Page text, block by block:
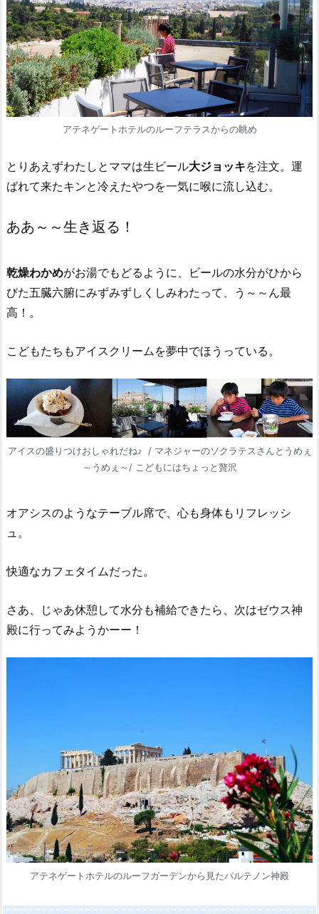
アテネゲートホテルのルーフテラスからの眺め
とりあえずわたしとママは生ビール大ジョッキを注文。運
ばれて来たキンと冷えたやつを一気に喉に流し込む。
ああ～～生き返る！
乾燥わかめがお湯でもどるように、ビールの水分がひから
びた五臓六腑にみずみずしくしみわたって、う～～ん最
高！。
こどもたちもアイスクリームを夢中でほうっている。
アイスの盛りつけおしゃれだね♪ / マネジャーのソクラテスさんとうめぇ
～うめぇ～/ こどもにはちょっと贅沢
オアシスのようなテーブル席で、心も身体もリフレッシ
ュ。
快適なカフェタイムだった。
さあ、じゃあ休憩して水分も補給できたら、次はゼウス神
殿に行ってみようかーー！
アテネゲートホテルのルーフガーデンから見たパルテノン神殿